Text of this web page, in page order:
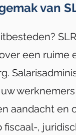
van
een
aandacht en
,